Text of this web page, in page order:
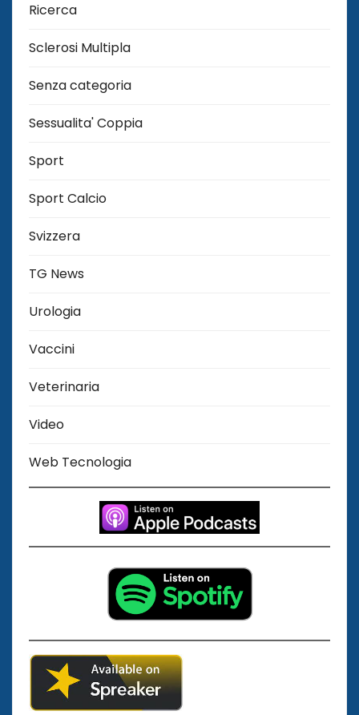
Ricerca
Sclerosi Multipla
Senza categoria
Sessualita' Coppia
Sport
Sport Calcio
Svizzera
TG News
Urologia
Vaccini
Veterinaria
Video
Web Tecnologia